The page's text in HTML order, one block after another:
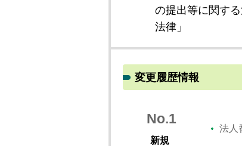
の提出等に関す
法律」
変更履歴情報
No.1
新規
法人